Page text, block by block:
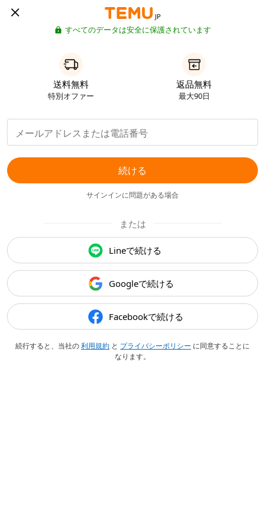
JP
すべてのデータは安全に保護されています
送料無料
特別オファー
返品無料
最大90日
続ける
サインインに問題がある場合
または
Lineで続ける
Googleで続ける
Facebookで続ける
続行すると、当社の利用規約 と プライバシーポリシー に同意することに
なります。